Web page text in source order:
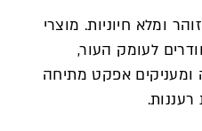
ומלא חיוניות. מוצרי
לעומק העור,
ומעניקים אפקט מתיחה